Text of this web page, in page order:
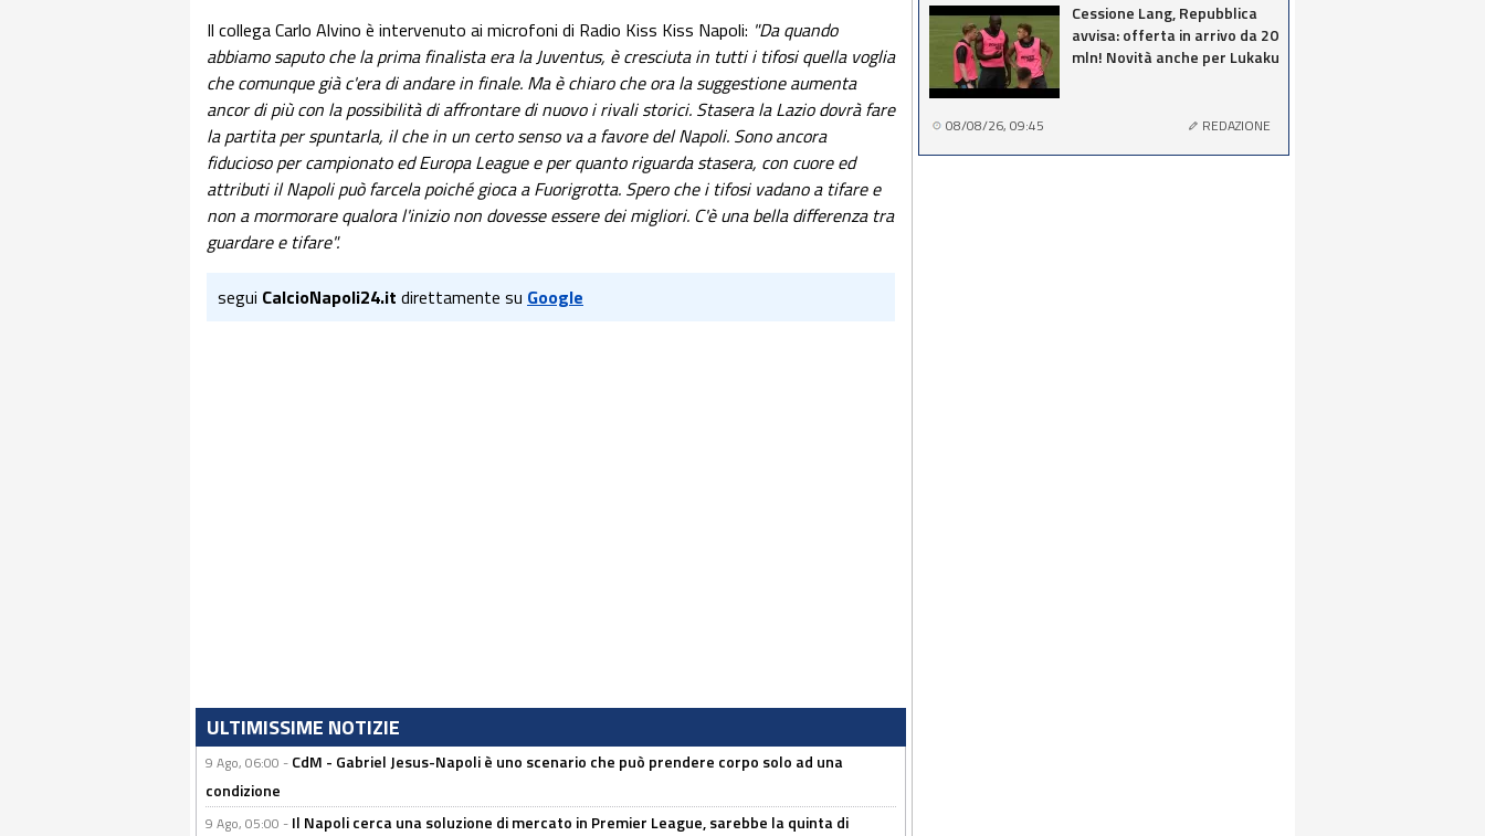
Il collega Carlo Alvino è intervenuto ai microfoni di Radio Kiss Kiss Napoli: "Da quando
abbiamo saputo che la prima finalista era la Juventus, è cresciuta in tutti i tifosi quella voglia
che comunque già c'era di andare in finale. Ma è chiaro che ora la suggestione aumenta
ancor di più con la possibilità di affrontare di nuovo i rivali storici. Stasera la Lazio dovrà fare
la partita per spuntarla, il che in un certo senso va a favore del Napoli. Sono ancora
fiducioso per campionato ed Europa League e per quanto riguarda stasera, con cuore ed
attributi il Napoli può farcela poiché gioca a Fuorigrotta. Spero che i tifosi vadano a tifare e
non a mormorare qualora l'inizio non dovesse essere dei migliori. C'è una bella differenza tra
guardare e tifare".
segui CalcioNapoli24.it direttamente su Google
ULTIMISSIME NOTIZIE
9 Ago, 06:00 - CdM - Gabriel Jesus-Napoli è uno scenario che può prendere corpo solo ad una
condizione
9 Ago, 05:00 - Il Napoli cerca una soluzione di mercato in Premier League, sarebbe la quinta di
Cessione Lang, Repubblica
avvisa: offerta in arrivo da 20
mln! Novità anche per Lukaku
08/08/26, 09:45 REDAZIONE